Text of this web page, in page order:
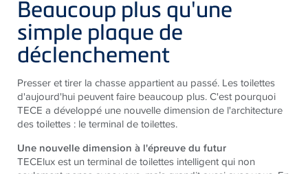
Beaucoup plus qu'une
simple plaque de
déclenchement
Presser et tirer la chasse appartient au passé. Les toilettes
d'aujourd'hui peuvent faire beaucoup plus. C'est pourquoi
TECE a développé une nouvelle dimension de l'architecture
des toilettes : le terminal de toilettes.
Une nouvelle dimension à l'épreuve du futur
TECElux est un terminal de toilettes intelligent qui non